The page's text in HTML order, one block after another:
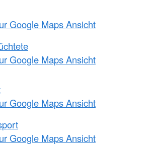
Google Maps Ansicht
Google Maps Ansicht
Google Maps Ansicht
Google Maps Ansicht